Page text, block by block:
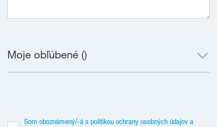
Moje obľúbené ()
Som oboznámený/-á s politikou ochrany osobných údajov a